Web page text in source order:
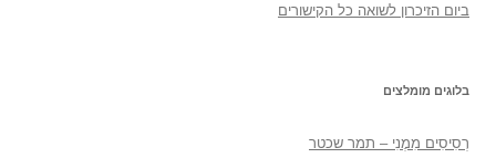
ביום הזיכרון לשואה כל הקישורים
בלוגים מומלצים
רְסִיסִים מִמֶנִי – תמר שכטר